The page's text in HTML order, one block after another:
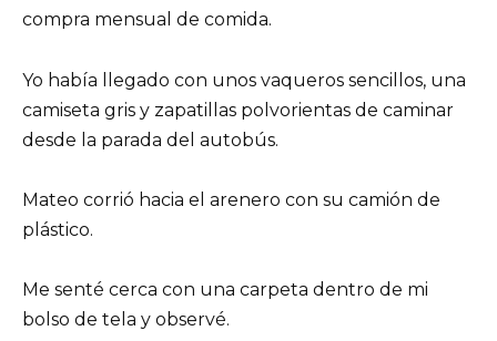
compra mensual de comida.
Yo había llegado con unos vaqueros sencillos, una
camiseta gris y zapatillas polvorientas de caminar
desde la parada del autobús.
Mateo corrió hacia el arenero con su camión de
plástico.
Me senté cerca con una carpeta dentro de mi
bolso de tela y observé.